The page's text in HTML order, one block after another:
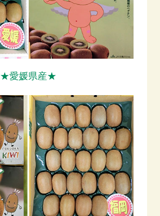
★愛媛県産★